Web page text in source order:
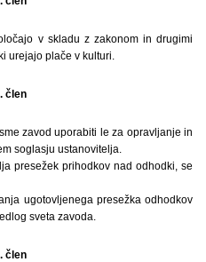
v skladu z zakonom in drugimi
urejajo plače v kulturi.
člen
zavod uporabiti le za opravljanje in
soglasju ustanovitelja.
presežek prihodkov nad odhodki, se
ugotovljenega presežka odhodkov
sveta zavoda.
člen